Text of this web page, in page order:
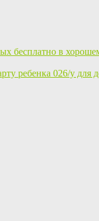
бесплатно в
ребенка 026/у для